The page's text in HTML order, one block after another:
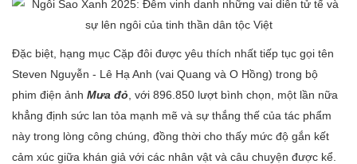
Đặc biệt, hạng mục Cặp đôi được yêu thích nhất tiếp tục gọi tên
Steven Nguyễn - Lê Hạ Anh (vai Quang và O Hồng) trong bộ
phim điện ảnh Mưa đỏ , với 896.850 lượt bình chọn, một lần nữa
khẳng định sức lan tỏa mạnh mẽ và sự thắng thế của tác phẩm
này trong lòng công chúng, đồng thời cho thấy mức độ gắn kết
cảm xúc giữa khán giả với các nhân vật và câu chuyện được kể.